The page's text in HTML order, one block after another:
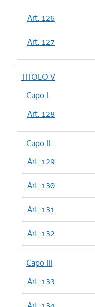
Art. 126
Art. 127
TITOLO V
Capo I
Art. 128
Capo II
Art. 129
Art. 130
Art. 131
Art. 132
Capo III
Art. 133